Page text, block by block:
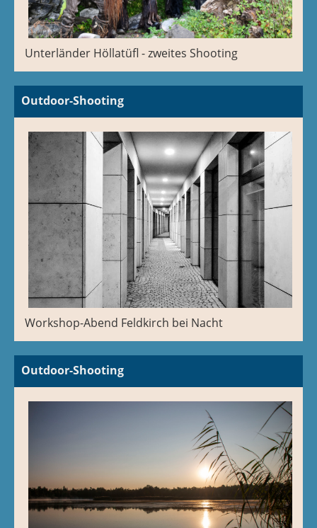
Unterländer Höllatüfl - zweites Shooting
Outdoor-Shooting
Workshop-Abend Feldkirch bei Nacht
Outdoor-Shooting